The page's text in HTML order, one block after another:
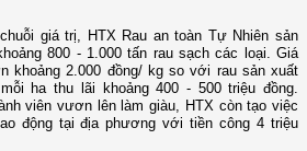
giá trị, HTX Rau an toàn Tự Nhiên sản
800 - 1.000 tấn rau sạch các loại. Giá
khoảng 2.000 đồng/ kg so với rau sản xuất
ha thu lãi khoảng 400 - 500 triệu đồng.
viên vươn lên làm giàu, HTX còn tạo việc
động tại địa phương với tiền công 4 triệu